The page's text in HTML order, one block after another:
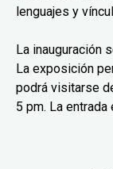
lenguajes y
La inauguración
La exposición
podrá visitarse
5 pm. La entrada